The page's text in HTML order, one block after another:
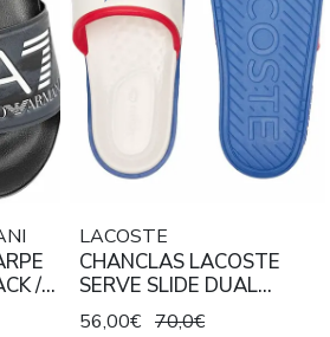
/
LACOSTE
CHANCLAS LACOSTE
SERVE SLIDE DUAL
TRICOLOR
56,00€ 70,0€